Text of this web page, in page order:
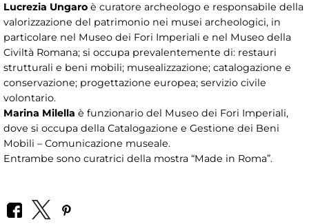
Lucrezia Ungaro è curatore archeologo e responsabile della
valorizzazione del patrimonio nei musei archeologici, in
particolare nel Museo dei Fori Imperiali e nel Museo della
Civiltà Romana; si occupa prevalentemente di: restauri
strutturali e beni mobili; musealizzazione; catalogazione e
conservazione; progettazione europea; servizio civile
volontario.
Marina Milella è funzionario del Museo dei Fori Imperiali,
dove si occupa della Catalogazione e Gestione dei Beni
Mobili – Comunicazione museale.
Entrambe sono curatrici della mostra “Made in Roma”.